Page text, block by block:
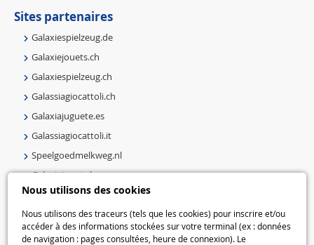
Nous utilisons des cookies
Nous utilisons des traceurs (tels que les cookies) pour inscrire et/ou
accéder à des informations stockées sur votre terminal (ex : données
de navigation : pages consultées, heure de connexion). Le
Sites partenaires
Galaxiespielzeug.de
Galaxiejouets.ch
Galaxiespielzeug.ch
Galassiagiocattoli.ch
Galaxiajuguete.es
Galassiagiocattoli.it
Speelgoedmelkweg.nl
Galaxiejouets.be
Galaxiespielzeug.be
Speelgoedmelkweg.be
Macway.com